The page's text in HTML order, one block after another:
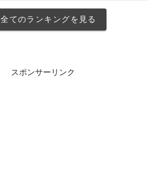
全てのランキングを見る
スポンサーリンク